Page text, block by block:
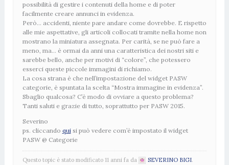
possibilità di gestire i contenuti della home e di poter
facilmente creare annunci in evidenza.
Però… accidenti, niente pare andare come dovrebbe. E rispetto
alle mie aspettative, gli articoli collocati tramite nella home non
mostrano la miniatura assegnata. Per carità, se ne può fare a
meno, ma… è ormai da anni una caratteristica dei nostri siti e
sarebbe bello, anche per motivi di “colore”, che potessero
esserci queste piccole immagini di richiamo.
La cosa strana è che nell’impostazione del widget PASW
categorie, è spuntata la scelta “Mostra immagine in evidenza”.
Sbaglio qualcosa? C’è modo di ovviare a questo problema?
Tanti saluti e grazie di tutto, soprattutto per PASW 2015.
Severino
ps. cliccando quisi può vedere com’è impostato il widget
PASW @ Categorie
Questo topic è stato modificato 11 anni fa da SEVERINO BIGI.